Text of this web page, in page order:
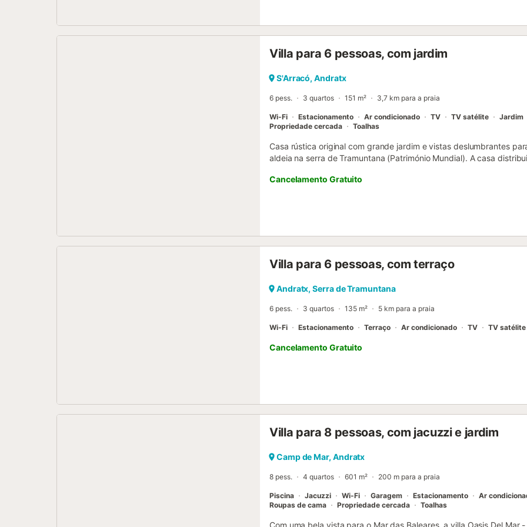
Villa para 6 pessoas, com jardim
S'Arracó, Andratx
6 pess. 3 quartos 151 m² 3,7 km para a praia
Wi-Fi Estacionamento Ar condicionado TV TV satélite Jardim
Propriedade cercada
Toalhas
Casa rústica original com grande jardim e vistas deslumbrantes
aldeia na serra de Tramuntana (Património Mundial). A casa
espaçosa totalmente equipada com todos os eletrodomésticos. No
um com casa de banho privativa e closet, e outro com mezanino
equipada (internet wifi, computador, ar condicionado quente/frio,
máquina de lavar loiça, micro-ondas, produtos de limpeza,
de cabelo, roupa de cama, televisão, tudo o necessário para uma
da chuva, uso de produtos biodegradáveis e possibilidade de
a pé chegam ao centro da aldeia. Na rua principal de fachadas
campos, ár...
Cancelamento Gratuito
Villa para 6 pessoas, com terraço
Andratx, Serra de Tramuntana
6 pess. 3 quartos 135 m² 5 km para a praia
Wi-Fi Estacionamento Terraço Ar condicionado TV TV satélite
Cancelamento Gratuito
Villa para 8 pessoas, com jacuzzi e jardim
Camp de Mar, Andratx
8 pess. 4 quartos 601 m² 200 m para a praia
Piscina Jacuzzi Wi-Fi Garagem Estacionamento Ar
Roupas de cama
Propriedade cercada Toalhas
Com uma bela vista para o Mar das Baleares, a villa Oasis Del